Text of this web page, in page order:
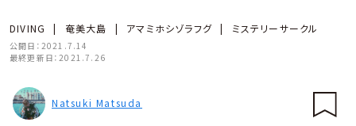
DIVING | 奄美大島 | アマミホシゾラフグ | ミステリーサークル
公開日： 2021.7.14
最終更新日： 2021.7.26
Natsuki Matsuda